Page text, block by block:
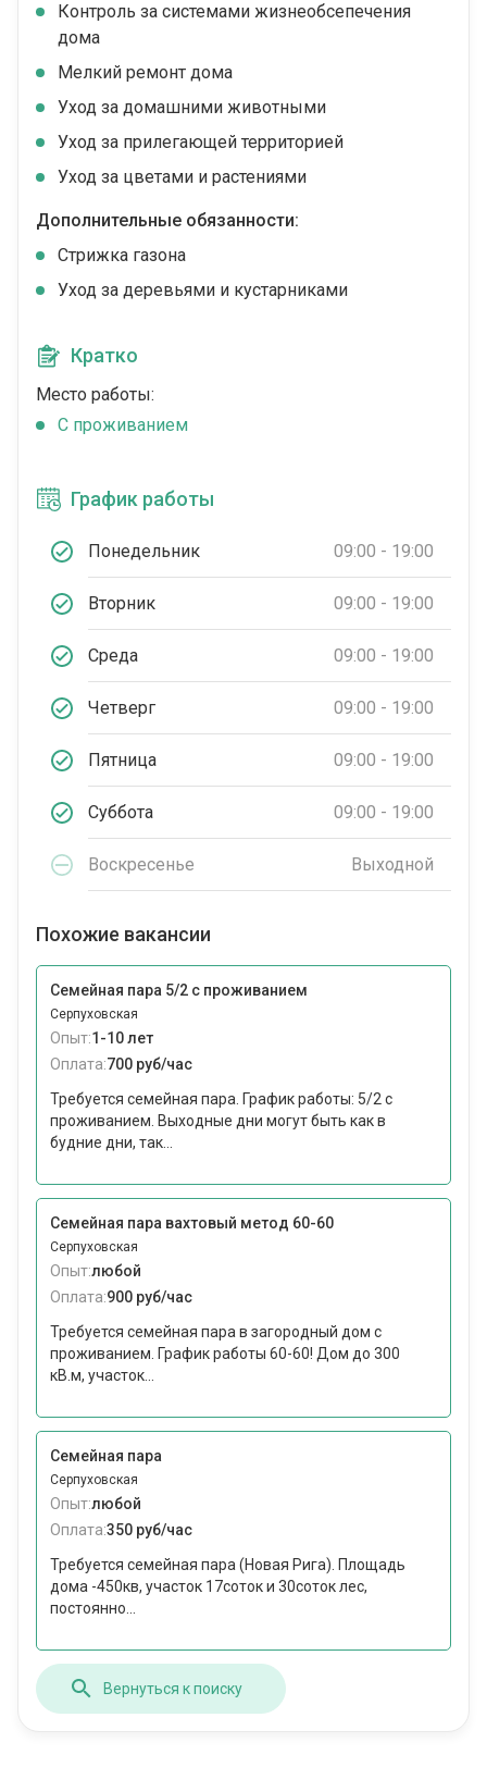
Контроль за системами жизнеобсепечения
дома
Мелкий ремонт дома
Уход за домашними животными
Уход за прилегающей территорией
Уход за цветами и растениями
Дополнительные обязанности:
Стрижка газона
Уход за деревьями и кустарниками
Кратко
Место работы:
C проживанием
График работы
Понедельник 09:00 - 19:00
Вторник 09:00 - 19:00
Среда 09:00 - 19:00
Четверг 09:00 - 19:00
Пятница 09:00 - 19:00
Суббота 09:00 - 19:00
Воскресенье Выходной
Похожие вакансии
Семейная пара 5/2 с проживанием
Серпуховская
Опыт:1-10 лет
Оплата:700 руб/час
Требуется семейная пара. График работы: 5/2 с
проживанием. Выходные дни могут быть как в
будние дни, так...
Семейная пара вахтовый метод 60-60
Серпуховская
Опыт:любой
Оплата:900 руб/час
Требуется семейная пара в загородный дом с
проживанием. График работы 60-60! Дом до 300
кВ.м, участок...
Семейная пара
Серпуховская
Опыт:любой
Оплата:350 руб/час
Требуется семейная пара (Новая Рига). Площадь
дома -450кв, участок 17соток и 30соток лес,
постоянно...
Вернуться к поиску